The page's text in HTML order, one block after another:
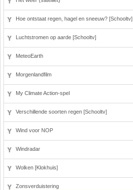
Hoe ontstaat regen, hagel en sneeuw? [Schooltv]
Luchtstromen op aarde [Schooltv]
MeteoEarth
Morgenlandfilm
My Climate Action-spel
Verschillende soorten regen [Schooltv]
Wind voor NOP
Windradar
Wolken [Klokhuis]
Zonsverduistering